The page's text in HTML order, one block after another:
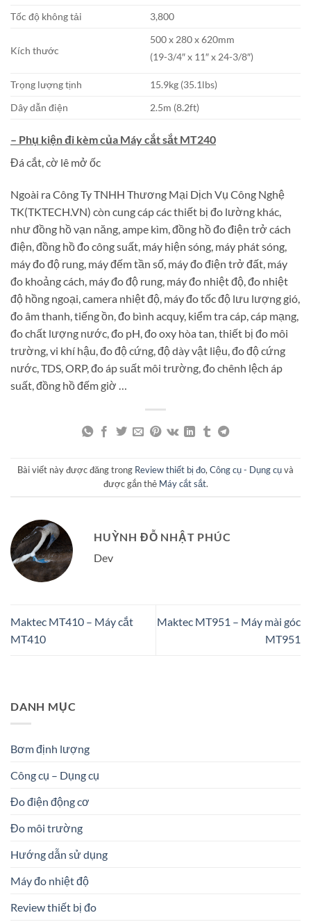
Tốc độ không tải
3,800
Kích thước
500 x 280 x 620mm
(19-3/4″ x 11″ x 24-3/8″)
Trọng lượng tịnh
15.9kg (35.1lbs)
Dây dẫn điện
2.5m (8.2ft)
– Phụ kiện đi kèm của Máy cắt sắt MT240
Đá cắt, cờ lê mở ốc
Ngoài ra Công Ty TNHH Thương Mại Dịch Vụ Công Nghệ
TK(TKTECH.VN) còn cung cáp các thiết bị đo lường khác,
như đồng hồ vạn năng, ampe kìm, đồng hồ đo điện trở cách
điện, đồng hồ đo công suất, máy hiện sóng, máy phát sóng,
máy đo độ rung, máy đếm tần số, máy đo điện trở đất, máy
đo khoảng cách, máy đo độ rung, máy đo nhiệt độ, đo nhiệt
độ hồng ngoại, camera nhiệt độ, máy đo tốc độ lưu lượng gió,
đo âm thanh, tiếng ồn, đo bình acquy, kiểm tra cáp, cáp mạng,
đo chất lượng nước, đo pH, đo oxy hòa tan, thiết bị đo môi
trường, vi khí hậu, đo độ cứng, độ dày vật liệu, đo độ cứng
nước, TDS, ORP, đo áp suất môi trường, đo chênh lệch áp
suất, đồng hồ đếm giờ …
Bài viết này được đăng trong Review thiết bị đo, Công cụ - Dụng cụvà
được gắn thẻ Máy cắt sắt.
HUỲNH ĐỖ NHẬT PHÚC
Dev
Maktec MT410 – Máy cắt
MT410
Maktec MT951 – Máy mài góc
MT951
DANH MỤC
Bơm định lượng
Công cụ – Dụng cụ
Đo điện động cơ
Đo môi trường
Hướng dẫn sử dụng
Máy đo nhiệt độ
Review thiết bị đo